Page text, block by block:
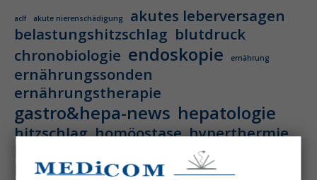
aclf akute nierenschädigung
akutes leberversagen
belastungshitzschlag blutdruck
chronobiologie endoskopie ernährung
ernährungssonden
ernährungstherapie
gastro&hepa-news hepatologie
hitzschlag homöostase hyperthermie
hämatologie
hämatologische neoplasie